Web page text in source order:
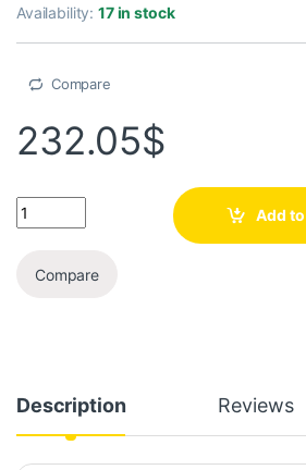
Availability:17 in stock
Compare
232.05$
Add
Compare
Description Reviews